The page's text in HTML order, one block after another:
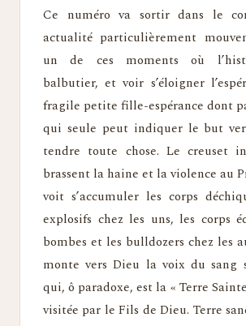
Ce numéro va sortir dans le
actualité particulièrement
un de ces moments où
balbutier, et voir s’éloigner
fragile petite fille-espérance dont
qui seule peut indiquer le but
tendre toute chose. Le creuset
brassent la haine et la violence au
voit s’accumuler les corps
explosifs chez les uns, les corps
bombes et les bulldozers chez les
monte vers Dieu la voix du sang
qui, ô paradoxe, est la « Terre
visitée par le Fils de Dieu. Terre